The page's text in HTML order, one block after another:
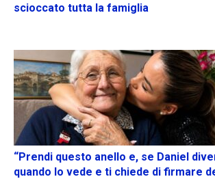
scioccato tutta la famiglia
“Prendi questo anello e, se Daniel
quando lo vede e ti chiede di firmare